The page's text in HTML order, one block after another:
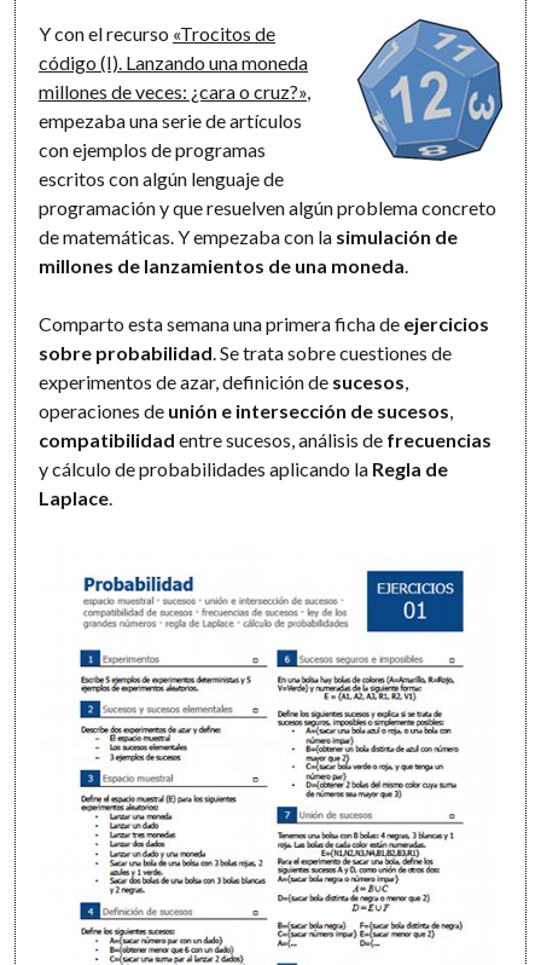
Y con el recurso «Trocitos de
código (I). Lanzando una moneda
millones de veces: ¿cara o cruz?»
empezaba una serie de artículos
con ejemplos de programas
escritos con algún lenguaje de
programación y que resuelven algún problema concreto
de matemáticas. Y empezaba con la simulación de
millones de lanzamientos de una moneda
Comparto esta semana una primera ficha de ejercicios
sobre probabilidad . Se trata sobre cuestiones de
experimentos de azar, definición de sucesos
operaciones de unión e intersección de sucesos
compatibilidad entre sucesos, análisis de frecuencias
y cálculo de probabilidades aplicando la Regla de
Laplace